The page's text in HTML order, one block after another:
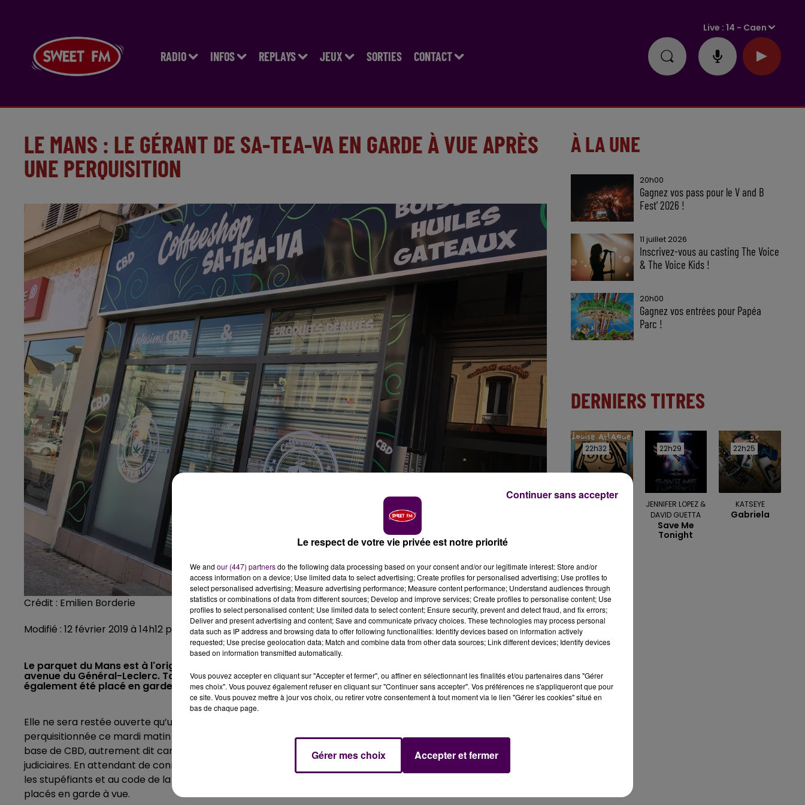
RADIO INFOS REPLAYS JEUX SORTIES CONTACT
Live :14 - Caen
LE MANS : LE GÉRANT DE SA-TEA-VA EN GARDE À VUE APRÈS
UNE PERQUISITION
Crédit : Emilien Borderie
Modifié : 12 février 2019 à 14h12 par Jonathan Lateur
Le parquet du Mans est à l'origine de la perquisition menée ce mardi matin dans la boutique Sa-Tea-Va,
avenue du Général-Leclerc. Tous les produits à base de CBD ont été saisis pour être analysés. Le gérant a
également été placé en garde à vue.
Elle ne sera restée ouverte qu’une semaine. La boutique Sa-Tea-Va avenue du Général-Leclerc au Mans a été
perquisitionnée ce mardi matin sur décision du parquet. Les policiers ont emporté avec eux tous les produits à
base de CBD, autrement dit cannabidiol.
"Nous allons tout analyser en laboratoire" précisent les autorités
judiciaires. En attendant de connaitre les résultats, une enquête est ouverte pour infraction à la législation sur
les stupéfiants et au code de la santé publique. Le gérant de la boutique et son agent de sécurité ont été
placés en garde à vue.
À LA UNE
20h00
Gagnez vos pass pour le V and B
Fest' 2026 !
11 juillet 2026
Inscrivez-vous au casting The Voice
& The Voice Kids !
20h00
Gagnez vos entrées pour Papéa
Parc !
DERNIERS TITRES
22h32
22h32 22h29
22h29
JENNIFER LOPEZ &
DAVID GUETTA
Save Me
Tonight
22h25
22h25
KATSEYE
Gabriela
Le respect de votre vie privée est notre priorité
We and our (447) partnersdo the following data processing based on your consent and/or our legitimate interest: Store and/or
access information on a device; Use limited data to select advertising; Create profiles for personalised advertising; Use profiles to
select personalised advertising; Measure advertising performance; Measure content performance; Understand audiences through
statistics or combinations of data from different sources; Develop and improve services; Create profiles to personalise content; Use
profiles to select personalised content; Use limited data to select content; Ensure security, prevent and detect fraud, and fix errors;
Deliver and present advertising and content; Save and communicate privacy choices. These technologies may process personal
data such as IP address and browsing data to offer following functionalities: Identify devices based on information actively
requested; Use precise geolocation data; Match and combine data from other data sources; Link different devices; Identify devices
based on information transmitted automatically.
Vous pouvez accepter en cliquant sur "Accepter et fermer", ou affiner en sélectionnant les finalités et/ou partenaires dans "Gérer
mes choix". Vous pouvez également refuser en cliquant sur "Continuer sans accepter". Vos préférences ne s'appliqueront que pour
ce site. Vous pouvez mettre à jour vos choix, ou retirer votre consentement à tout moment via le lien "Gérer les cookies" situé en
bas de chaque page.
Gérer mes choix Accepter et fermer
Continuer sans accepter